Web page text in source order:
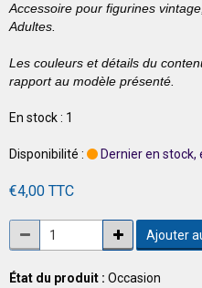
Accessoire pour figurines
Adultes.
Les couleurs et détails du
rapport au modèle présenté.
En stock : 1
Disponibilité : Dernier en stock,
€4,00 TTC
Ajouter
État du produit : Occasion